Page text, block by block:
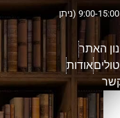
האתר
אודות
שעות פעילות שירות הלקוחות: א'-ה' 9:00-15:00 (ניתן